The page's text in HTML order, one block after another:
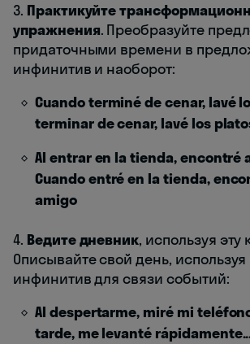
3. Практикуйте
упражнения. Преобразуйте
придаточными времени в
инфинитив и наоборот:
Cuando terminé de cenar, lavé
terminar de cenar, lavé los
Al entrar en la tienda, encontré
Cuando entré en la tienda,
amigo
4. Ведите дневник, используя
Описывайте свой день, используя
инфинитив для связи событий:
Al despertarme, miré mi
tarde, me levanté